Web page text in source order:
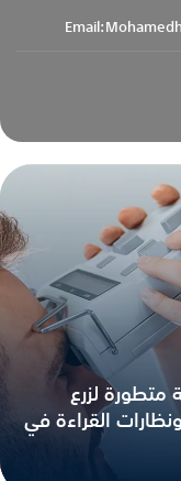
متطورة لزرع
القراءة في